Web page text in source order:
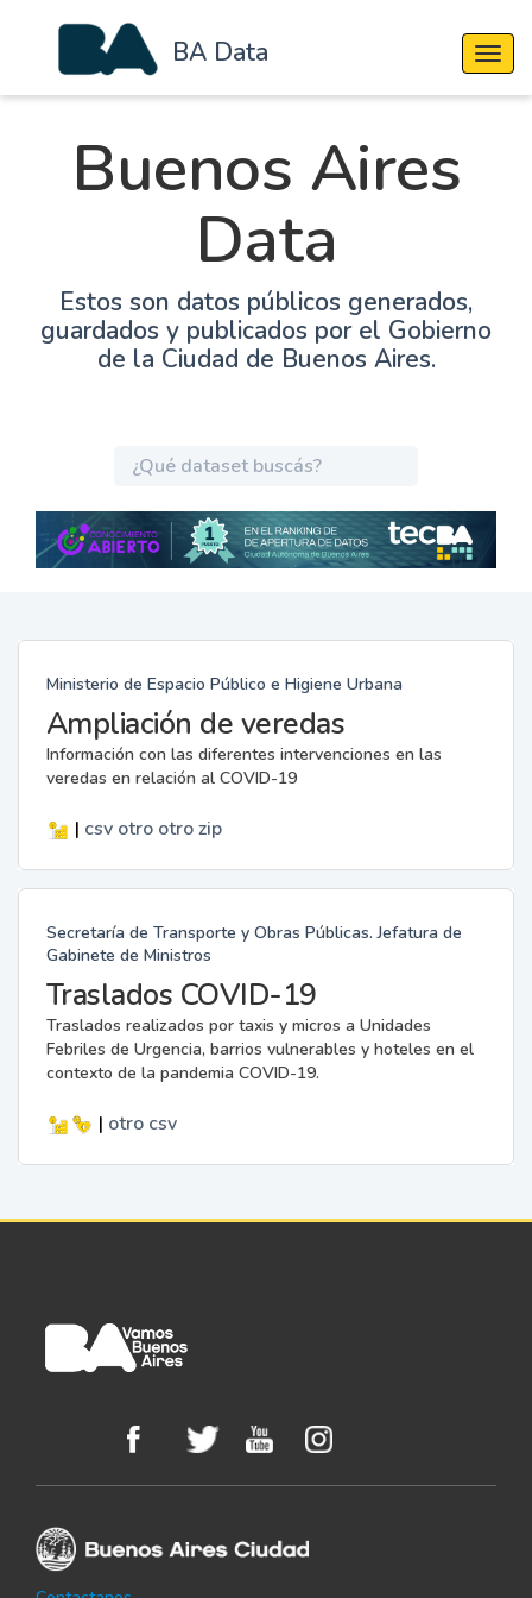
BA Data
Buenos Aires
Data
Estos son datos públicos generados,
guardados y publicados por el Gobierno
de la Ciudad de Buenos Aires.
Ministerio de Espacio Público e Higiene Urbana
Ampliación de veredas
Información con las diferentes intervenciones en las
veredas en relación al COVID-19
| csv otro otro zip
Secretaría de Transporte y Obras Públicas. Jefatura de
Gabinete de Ministros
Traslados COVID-19
Traslados realizados por taxis y micros a Unidades
Febriles de Urgencia, barrios vulnerables y hoteles en el
contexto de la pandemia COVID-19.
| otro csv